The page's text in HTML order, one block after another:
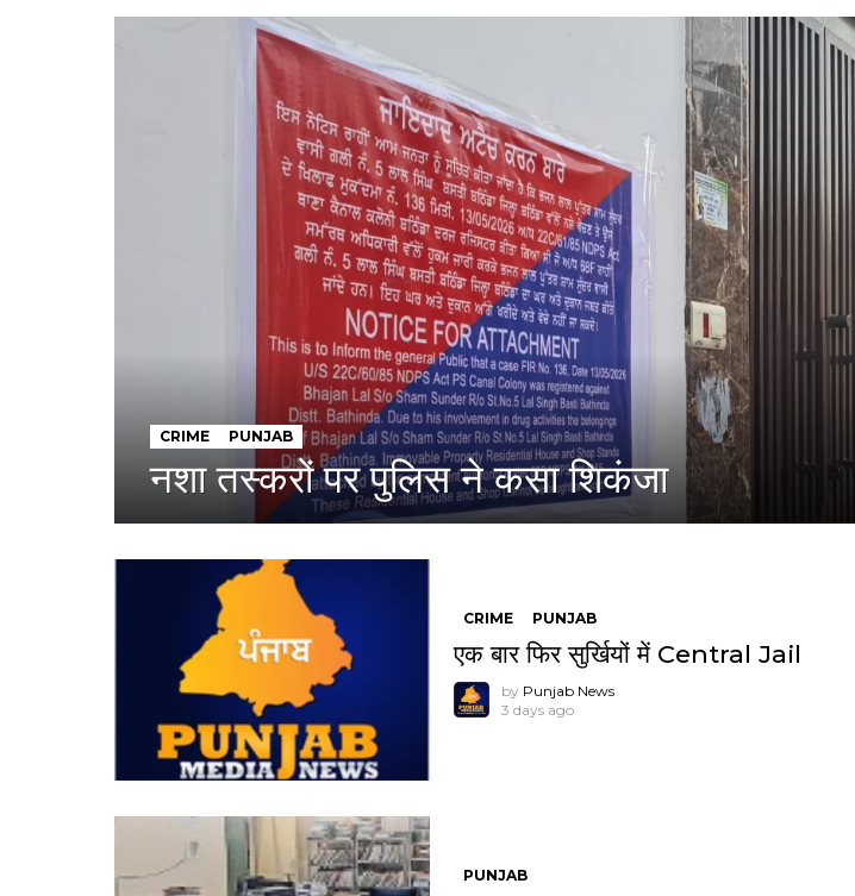
CRIME PUNJAB
नशा तस्करों पर पुलिस ने कसा शिकंजा
CRIME PUNJAB
एक बार फिर सुर्खियों में Central Jail
by Punjab News
3 days ago
PUNJAB